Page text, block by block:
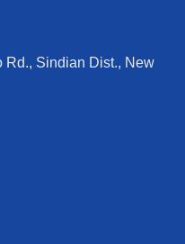
Rd., Sindian Dist., New